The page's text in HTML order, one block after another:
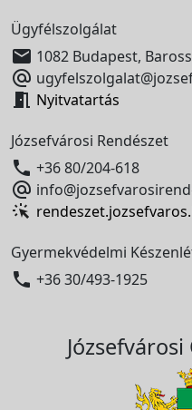
Ügyfélszolgálat
 1082 Budapest,

 Nyitvatartás
Józsefvárosi Rendészet
 +36 80/204-618

Gyermekvédelmi
 +36 30/493-1925